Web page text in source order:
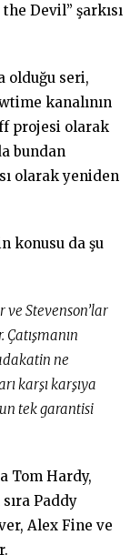
Devil” şarkısı
olduğu seri,
kanalının
projesi olarak
bundan
olarak yeniden
konusu da şu
Stevenson’lar
Çatışmanın
ne
karşı karşıya
tek garantisi
Tom Hardy,
Paddy
Alex Fine ve